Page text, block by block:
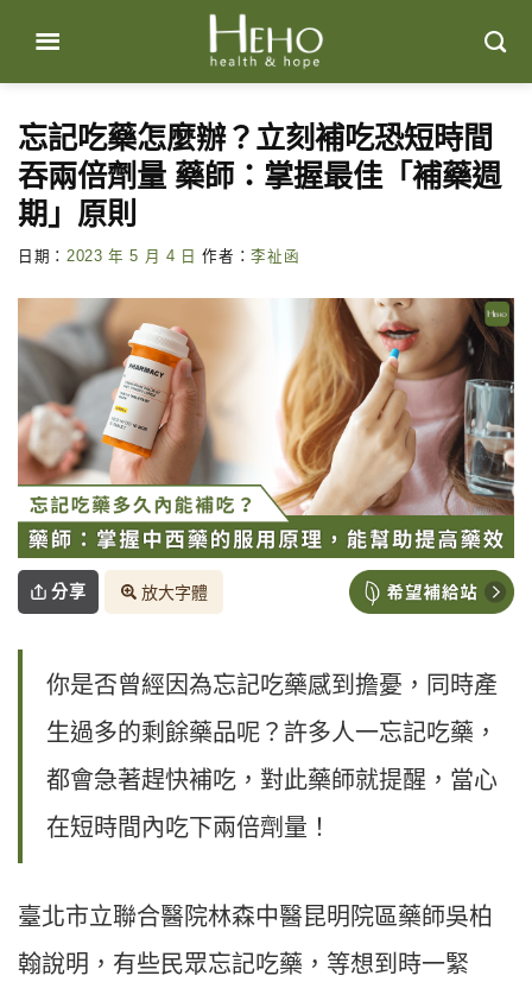
content
忘記吃藥怎麼辦？立刻補吃恐短時間
吞兩倍劑量 藥師：掌握最佳「補藥週
期」原則
日期： 2023 年 5 月 4 日 作者：李祉函
分享 放大字體
你是否曾經因為忘記吃藥感到擔憂，同時產
生過多的剩餘藥品呢？許多人一忘記吃藥，
都會急著趕快補吃，對此藥師就提醒，當心
在短時間內吃下兩倍劑量！
臺北市立聯合醫院林森中醫昆明院區藥師吳柏
翰說明，有些民眾忘記吃藥，等想到時一緊